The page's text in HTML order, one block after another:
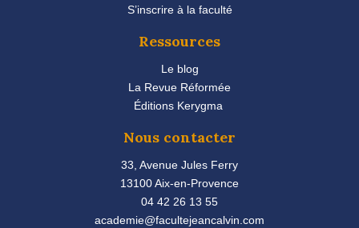
S’inscrire à la faculté
Ressources
Le blog
La Revue Réformée
Éditions Kerygma
Nous contacter
33, Avenue Jules Ferry
13100 Aix-en-Provence
04 42 26 13 55
academie@facultejeancalvin.com